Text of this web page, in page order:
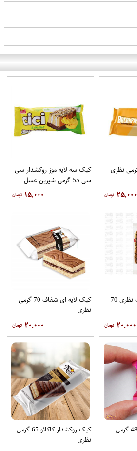
۲۵,۰۰۰
کیک سه لایه موز روکشدار سی
سی 55 گرمی شیرین عسل
۱۵,۰۰۰
کیک لایه ای شفاف نظری 70
۲۰,۰۰۰
کیک لایه ای شفاف 70 گرمی
نظری
۲۰,۰۰۰
کیک روکشدار کاکائو 65 گرمی
نظری